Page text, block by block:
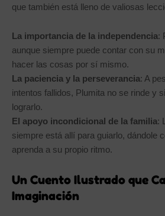
que también está lleno de valiosas
La importancia de la independencia:
aunque siempre puede contar con su
hacer las cosas por sí mismo.
La paciencia y la perseverancia: A
intentos fallidos, Plumita no se rinde y
lograrlo.
El apoyo incondicional de la familia:
siempre está allí para guiarlo, dándole
aprenda a su propio ritmo.
Un Cuento Ilustrado que
Imaginación